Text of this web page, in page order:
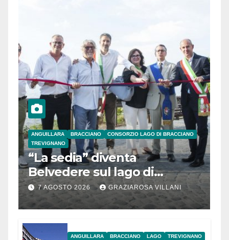
ANGUILLARA BRACCIANO
CONSORZIO LAGO DI BRACCIANO
TREVIGNANO
“La sedia” diventa
Belvedere sul lago di
Bracciano: ieri
l’inaugurazione
7 AGOSTO 2026 GRAZIAROSA VILLANI
ANGUILLARA BRACCIANO LAGO TREVIGNANO